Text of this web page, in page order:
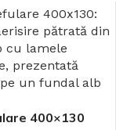
400×130